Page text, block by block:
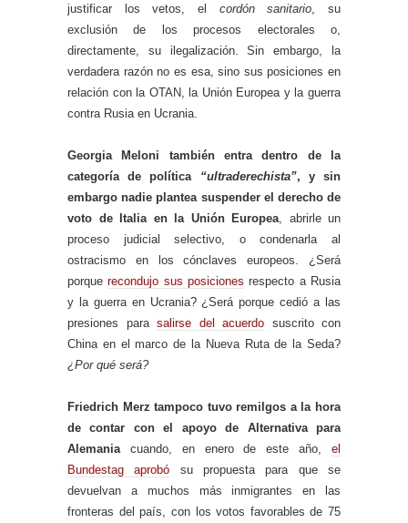
justificar los vetos, el cordón sanitario , su
exclusión de los procesos electorales o,
directamente, su ilegalización. Sin embargo, la
verdadera razón no es esa, sino sus posiciones en
relación con la OTAN, la Unión Europea y la guerra
contra Rusia en Ucrania.
Georgia Meloni también entra dentro de la
categoría de política “ultraderechista”, y sin
embargo nadie plantea suspender el derecho de
voto de Italia en la Unión Europea , abrirle un
proceso judicial selectivo, o condenarla al
ostracismo en los cónclaves europeos. ¿Será
porquerecondujo sus posiciones respecto a Rusia
y la guerra en Ucrania? ¿Será porque cedió a las
presiones para salirse del acuerdo suscrito con
China en el marco de la Nueva Ruta de la Seda?
¿Por qué será?
Friedrich Merz tampoco tuvo remilgos a la hora
de contar con el apoyo de Alternativa para
Alemania cuando, en enero de este año, el
Bundestag aprobó su propuesta para que se
devuelvan a muchos más inmigrantes en las
fronteras del país, con los votos favorables de 75